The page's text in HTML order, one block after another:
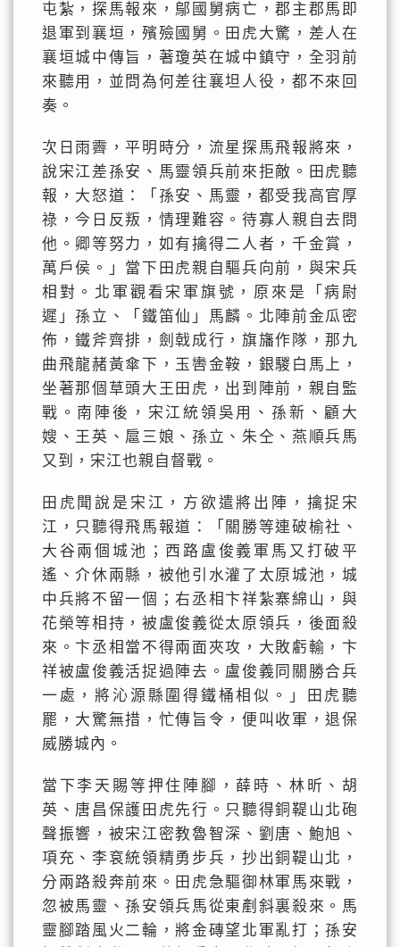
屯紮，探馬報來，鄔國舅病亡，郡主郡馬即
退軍到襄垣，殯殮國舅。田虎大驚，差人在
襄垣城中傳旨，著瓊英在城中鎮守，全羽前
來聽用，並問為何差往襄坦人役，都不來回
奏。
次日雨霽，平明時分，流星探馬飛報將來，
說宋江差孫安、馬靈領兵前來拒敵。田虎聽
報，大怒道：「孫安、馬靈，都受我高官厚
祿，今日反叛，情理難容。待寡人親自去問
他。卿等努力，如有擒得二人者，千金賞，
萬戶侯。」當下田虎親自驅兵向前，與宋兵
相對。北軍觀看宋軍旗號，原來是「病尉
遲」孫立、「鐵笛仙」馬麟。北陣前金瓜密
佈，鐵斧齊排，劍戟成行，旗旛作隊，那九
曲飛龍赭黃傘下，玉轡金鞍，銀騣白馬上，
坐著那個草頭大王田虎，出到陣前，親自監
戰。南陣後，宋江統領吳用、孫新、顧大
嫂、王英、扈三娘、孫立、朱仝、燕順兵馬
又到，宋江也親自督戰。
田虎聞說是宋江，方欲遣將出陣，擒捉宋
江，只聽得飛馬報道：「關勝等連破榆社、
大谷兩個城池；西路盧俊義軍馬又打破平
遙、介休兩縣，被他引水灌了太原城池，城
中兵將不留一個；右丞相卞祥紮寨綿山，與
花榮等相持，被盧俊義從太原領兵，後面殺
來。卞丞相當不得兩面夾攻，大敗虧輸，卞
祥被盧俊義活捉過陣去。盧俊義同關勝合兵
一處，將沁源縣圍得鐵桶相似。」田虎聽
罷，大驚無措，忙傳旨令，便叫收軍，退保
威勝城內。
當下李天賜等押住陣腳，薛時、林昕、胡
英、唐昌保護田虎先行。只聽得銅鞮山北砲
聲振響，被宋江密教魯智深、劉唐、鮑旭、
項充、李袞統領精勇步兵，抄出銅鞮山北，
分兩路殺奔前來。田虎急驅御林軍馬來戰，
忽被馬靈、孫安領兵馬從東剷斜裏殺來。馬
靈腳踏風火二輪，將金磚望北軍亂打；孫安